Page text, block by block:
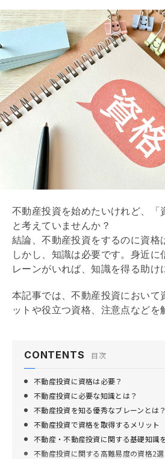
6/9 不動産投資に関する高難易度の
7/9 不動産投資関連の資格取得の注
8/9 資格なしでも不動産投資を始め
9/9
必要に応じて資格を取得して
よう
不動産投資を始めたいけれど、「
と考えていませんか？
結論、不動産投資をするのに資格
しかし、知識は必要です。身近に
レーンがいれば、知識を得る助け
本記事では、不動産投資において
ットや役立つ資格、注意点などを
CONTENTS 目次
不動産投資に資格は必要？
不動産投資に必要な知識とは？
不動産投資を知る優秀なブレーンとは？
不動産投資で資格を取得するメリット
不動産・不動産投資に関する基礎知識
不動産投資に関する高難易度の資格2選